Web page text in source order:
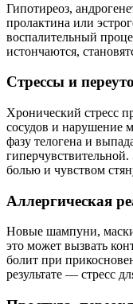
Гипотиреоз,
пролактина или
воспалительный
истончаются,
Стрессы и
Хронический стресс
сосудов и нарушение
фазу телогена и
болью и чувством
Аллергическая
Новые шампуни,
это может вызвать
болит при
результате — стресс